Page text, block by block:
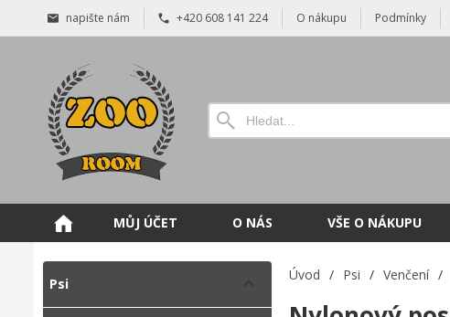
napište nám +420 608 141 224 O nákupu Podmínky
MŮJ ÚČET O NÁS VŠE O NÁKUPU
Psi
Úvod / Psi / Venčení /